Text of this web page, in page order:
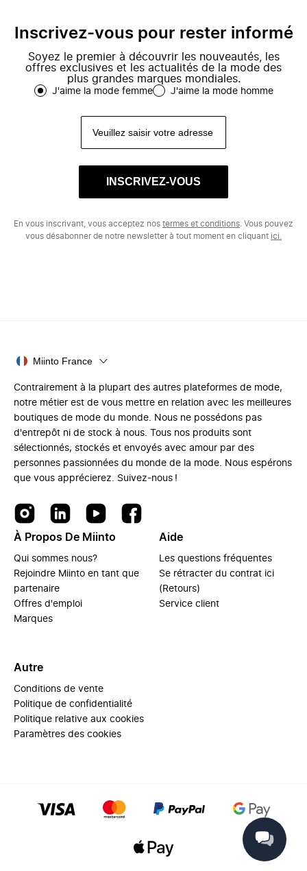
Inscrivez-vous pour rester informé
Soyez le premier à découvrir les nouveautés, les
offres exclusives et les actualités de la mode des
plus grandes marques mondiales.
J'aime la mode femme J'aime la mode homme
INSCRIVEZ-VOUS
En vous inscrivant, vous acceptez nos termes et conditions . Vous pouvez
vous désabonner de notre newsletter à tout moment en cliquant ici.
Miinto France
Contrairement à la plupart des autres plateformes de mode,
notre métier est de vous mettre en relation avec les meilleures
boutiques de mode du monde. Nous ne possédons pas
d'entrepôt ni de stock à nous. Tous nos produits sont
sélectionnés, stockés et envoyés avec amour par des
personnes passionnées du monde de la mode. Nous espérons
que vous apprécierez. Suivez-nous !
À Propos De Miinto
Qui sommes nous?
Rejoindre Miinto en tant que
partenaire
Offres d'emploi
Marques
Aide
Les questions fréquentes
Se rétracter du contrat ici
(Retours)
Service client
Autre
Conditions de vente
Politique de confidentialité
Politique relative aux cookies
Paramètres des cookies